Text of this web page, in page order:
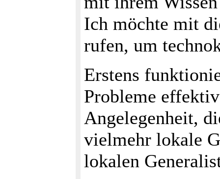
Ich möchte mit
rufen, um
Erstens
Probleme
Angelegenheit,
vielmehr lokale
lokalen